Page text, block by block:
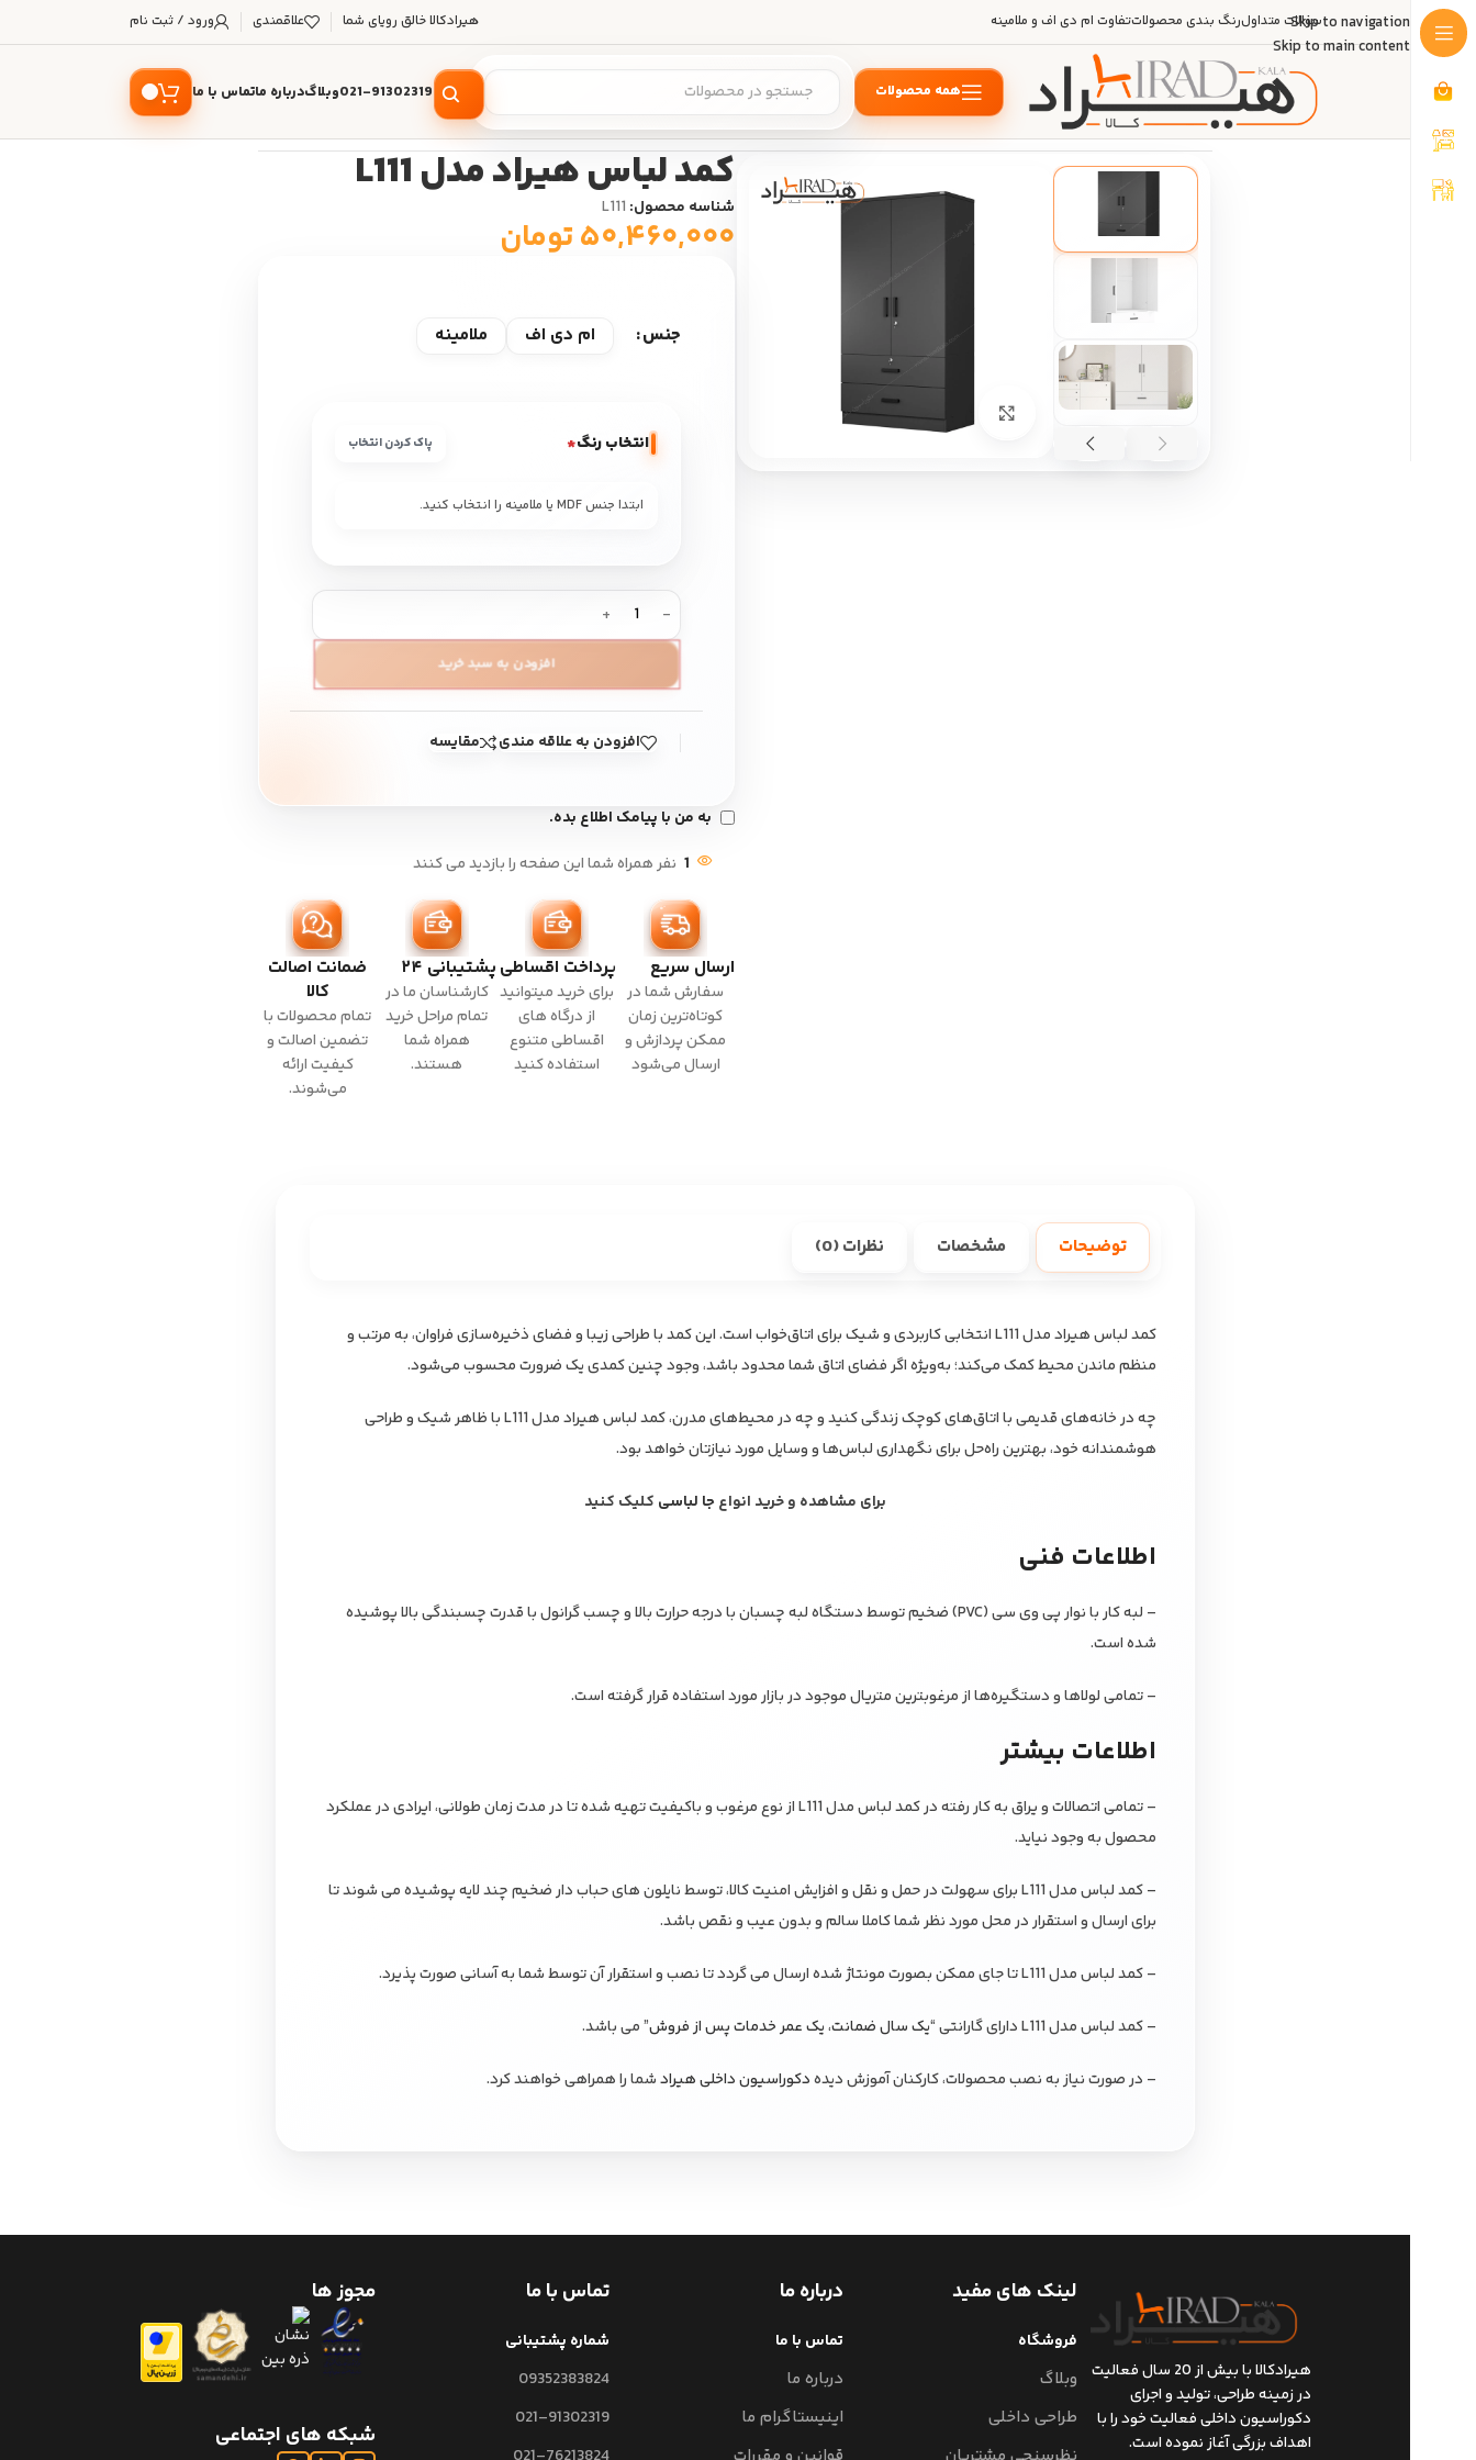
Skip to navigation
Skip to main content
سوالات متداولرنگ بندی محصولاتتفاوت ام دی اف و ملامینه هیرادکالا خالق رویای شما علاقمندی ورود / ثبت نام
همه محصولات 021-91302319وبلاگدرباره ماتماس با ما
خانه/دکوراسیون منزل/ جالباسی/کمد لباس هیراد مدل L111
بزرگ نمایی
کمد لباس هیراد مدل L111
شناسه محصول: L111
۵۰,۴۶۰,۰۰۰تومان
جنس ام دی اف ملامینه
انتخاب رنگ* پاک کردن انتخاب
ابتدا جنس MDF یا ملامینه را انتخاب کنید.
افزودن به سبد خرید
افزودن به علاقه مندی مقایسه
به من با پیامک اطلاع بده.
1 نفر همراه شما این صفحه را بازدید می کنند
ارسال سریع
سفارش شما در
کوتاه‌ترین زمان
ممکن پردازش و
ارسال می‌شود
پرداخت اقساطی
برای خرید میتوانید
از درگاه های
اقساطی متنوع
استفاده کنید
پشتیبانی ۲۴
کارشناسان ما در
تمام مراحل خرید
همراه شما
هستند.
ضمانت اصالت
کالا
تمام محصولات با
تضمین اصالت و
کیفیت ارائه
می‌شوند.
توضیحات مشخصات نظرات (0)
کمد لباس هیراد مدل L111 انتخابی کاربردی و شیک برای اتاق‌خواب است. این کمد با طراحی زیبا و فضای ذخیره‌سازی فراوان، به مرتب و
منظم ماندن محیط کمک می‌کند؛ به‌ویژه اگر فضای اتاق شما محدود باشد، وجود چنین کمدی یک ضرورت محسوب می‌شود.
چه در خانه‌های قدیمی با اتاق‌های کوچک زندگی کنید و چه در محیط‌های مدرن، کمد لباس هیراد مدل L111 با ظاهر شیک و طراحی
هوشمندانه خود، بهترین راه‌حل برای نگهداری لباس‌ها و وسایل مورد نیازتان خواهد بود.
برای مشاهده و خرید انواع جا لباسی کلیک کنید
اطلاعات فنی
– لبه کار با نوار پی وی سی (PVC) ضخیم توسط دستگاه لبه چسبان با درجه حرارت بالا و چسب گرانول با قدرت چسبندگی بالا پوشیده
شده است.
– تمامی لولاها و دستگیره‌ها از مرغوبترین متریال موجود در بازار مورد استفاده قرار گرفته است.
اطلاعات بیشتر
– تمامی اتصالات و یراق به کار رفته در کمد لباس مدل L111 از نوع مرغوب و باکیفیت تهیه شده تا در مدت زمان طولانی، ایرادی در عملکرد
محصول به وجود نیاید.
– کمد لباس مدل L111 برای سهولت در حمل و نقل و افزایش امنیت کالا، توسط نایلون های حباب دار ضخیم چند لایه پوشیده می شوند تا
برای ارسال و استقرار در محل مورد نظر شما کاملا سالم و بدون عیب و نقص باشد.
– کمد لباس مدل L111 تا جای ممکن بصورت مونتاژ شده ارسال می گردد تا نصب و استقرار آن توسط شما به آسانی صورت پذیرد.
– کمد لباس مدل L111 دارای گارانتی “ یک سال ضمانت، یک عمر خدمات پس از فروش” می باشد.
– در صورت نیاز به نصب محصولات، کارکنان آموزش دیدهدکوراسیون داخلی هیرادشما را همراهی خواهند کرد.
هیرادکالا با بیش از 20 سال فعالیت
در زمینه طراحی، تولید و اجرای
دکوراسیون داخلی فعالیت خود را با
اهداف بزرگی آغاز نموده است.
لینک های مفید
فروشگاه
وبلاگ
طراحی داخلی
درباره ما
تماس با ما
درباره ما
اینیستاگرام ما
تماس با ما
شماره پشتیبانی
09352383824
021-91302319
مجوز ها
شبکه های اجتماعی